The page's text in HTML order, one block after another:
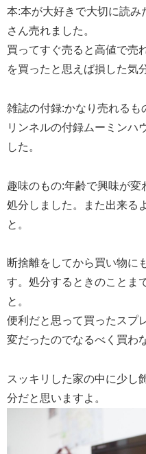
本:本が大好きで大切に読み
さん売れました。
買ってすぐ売ると高値で売
を買ったと思えば損した気
雑誌の付録:かなり売れるも
リンネルの付録ムーミンハ
した。
趣味のもの:年齢で興味が変
処分しました。また出来る
と。
断捨離をしてから買い物に
す。処分するときのことま
と。
便利だと思って買ったスプ
変だったのでなるべく買わ
スッキリした家の中に少し
分だと思いますよ。